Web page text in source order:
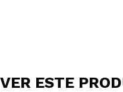
un vídeo o una foto
ESTE